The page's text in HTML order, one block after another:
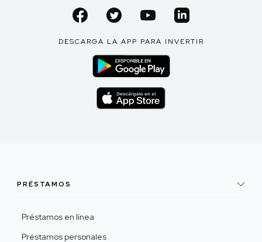
DESCARGA LA APP PARA INVERTIR
PRÉSTAMOS
Préstamos en línea
Préstamos personales